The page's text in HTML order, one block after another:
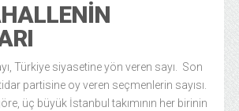
Türkiye siyasetine yön veren sayı. Son
partisine oy veren seçmenlerin sayısı.
üç büyük İstanbul takımının her birinin